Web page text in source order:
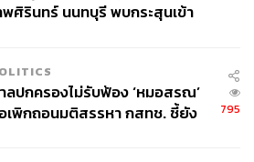
ลิต 20%
สี่ยงต่อการล้มละลาย เหตุลักษณะ
จะเข้ามาเมื่อปี 1999 ฉะนั้น
อไม่ให้เกิดเหตุการณ์ซ้ำรอยของ
พศิรินทร์ นนทบุรี พบกระสุนเข้า
ลปกครองไม่รับฟ้อง ‘หมอสรณ’
เพิกถอนมติสรรหา กสทช. ชี้ยัง
795